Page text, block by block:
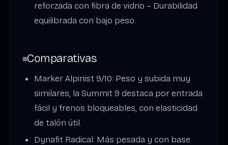
reforzada con fibra de vidrio – Durabilidad
equilibrada con bajo peso.
Comparativas
Marker Alpinist 9/10: Peso y subida muy
similares; la Summit 9 destaca por entrada
fácil y frenos bloqueables, con elasticidad
de talón útil.
Dynafit Radical: Más pesada y con base